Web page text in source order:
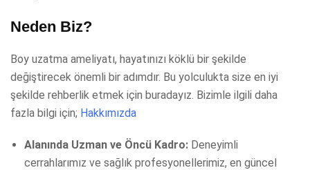
Neden Biz?
Boy uzatma ameliyatı, hayatınızı köklü bir şekilde
değiştirecek önemli bir adımdır. Bu yolculukta size en iyi
şekilde rehberlik etmek için buradayız. Bizimle ilgili daha
fazla bilgi için; Hakkımızda
Alanında Uzman ve Öncü Kadro: Deneyimli
cerrahlarımız ve sağlık profesyonellerimiz, en güncel